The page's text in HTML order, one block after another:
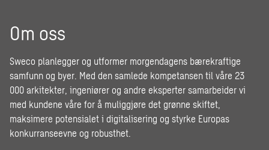
Om oss
Sweco planlegger og utformer morgendagens bærekraftige
samfunn og byer. Med den samlede kompetansen til våre 23
000 arkitekter, ingeniører og andre eksperter samarbeider vi
med kundene våre for å muliggjøre det grønne skiftet,
maksimere potensialet i digitalisering og styrke Europas
konkurranseevne og robusthet.